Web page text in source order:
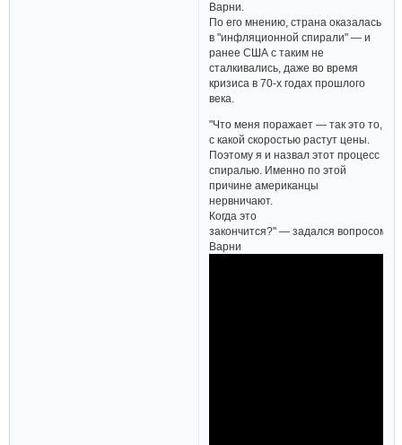
Варни.
По его мнению, страна оказалась
в "инфляционной спирали" — и
ранее США с таким не
сталкивались, даже во время
кризиса в 70-х годах прошлого
века.
"Что меня поражает — так это то,
с какой скоростью растут цены.
Поэтому я и назвал этот процесс
спиралью. Именно по этой
причине американцы
нервничают.
Когда это
закончится?" — задался вопросом
Варни